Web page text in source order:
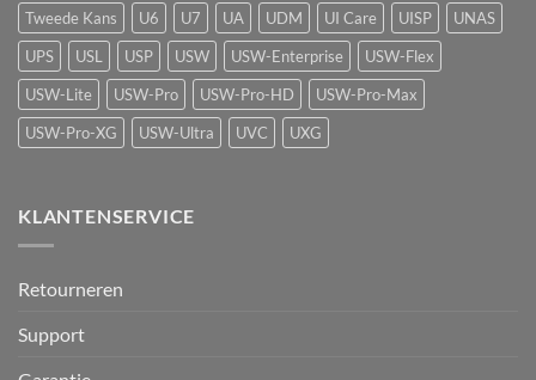
Protect
Tweede Kans
U6 U7 UA UDM UI Care UISP
UNAS
UPS
USL USP USW USW-Enterprise
USW-Flex
USW-Lite
USW-Pro USW-Pro-HD
USW-Pro-Max
USW-Pro-XG
USW-Ultra UVC UXG
KLANTENSERVICE
Retourneren
Support